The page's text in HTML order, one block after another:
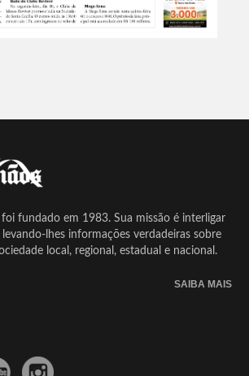
fundado em 1983. Sua missão é interligar
levando-lhes informações verdadeiras sobre
local, regional, estadual e nacional.
SAIBA MAIS